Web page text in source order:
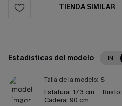
TIENDA SIMILAR
Estadísticas del modelo IN
Talla de la modelo: S
Estatura: 173 cm Busto:
Cadera: 90 cm